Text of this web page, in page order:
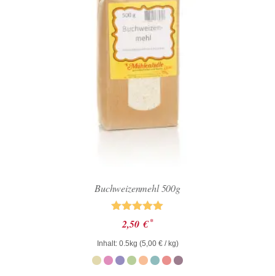
Buchweizenmehl 500g
Bewertet mit
5.00
von 5
2,50 € *
Inhalt: 0.5kg (5,00 €/ kg)